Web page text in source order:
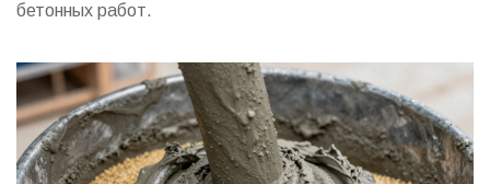
бетонных работ.